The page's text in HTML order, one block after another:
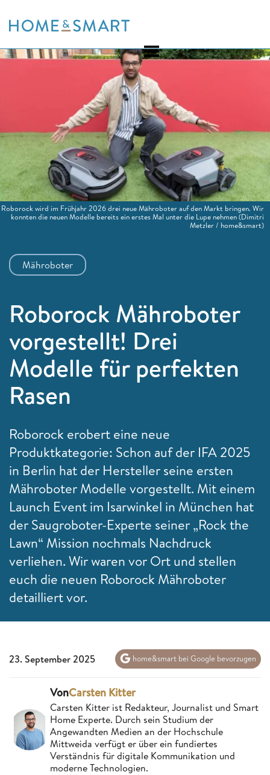
to
Mähroboter
Roborock Mähroboter
vorgestellt! Drei
Modelle für perfekten
Rasen
Roborock erobert eine neue
Produktkategorie: Schon auf der IFA 2025
in Berlin hat der Hersteller seine ersten
Mähroboter Modelle vorgestellt. Mit einem
Launch Event im Isarwinkel in München hat
der Saugroboter-Experte seiner „Rock the
Lawn“ Mission nochmals Nachdruck
verliehen. Wir waren vor Ort und stellen
euch die neuen Roborock Mähroboter
detailliert vor.
Roborock wird im Frühjahr 2026 drei neue Mähroboter auf den Markt bringen. Wir
konnten die neuen Modelle bereits ein erstes Mal unter die Lupe nehmen(Dimitri
Metzler / home&smart)
23. September 2025 home&smart bei Google bevorzugen
VonCarsten Kitter
Carsten Kitter ist Redakteur, Journalist und Smart
Home Experte. Durch sein Studium der
Angewandten Medien an der Hochschule
Mittweida verfügt er über ein fundiertes
Verständnis für digitale Kommunikation und
moderne Technologien.